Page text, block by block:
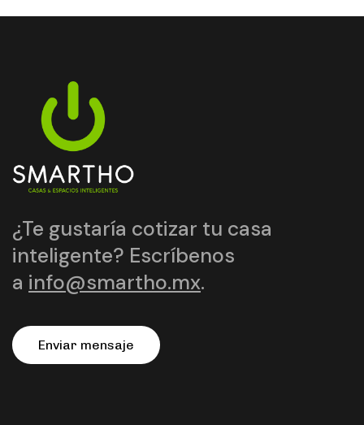
¿Te gustaría cotizar tu casa
inteligente? Escríbenos
a info@smartho.mx.
Enviar mensaje